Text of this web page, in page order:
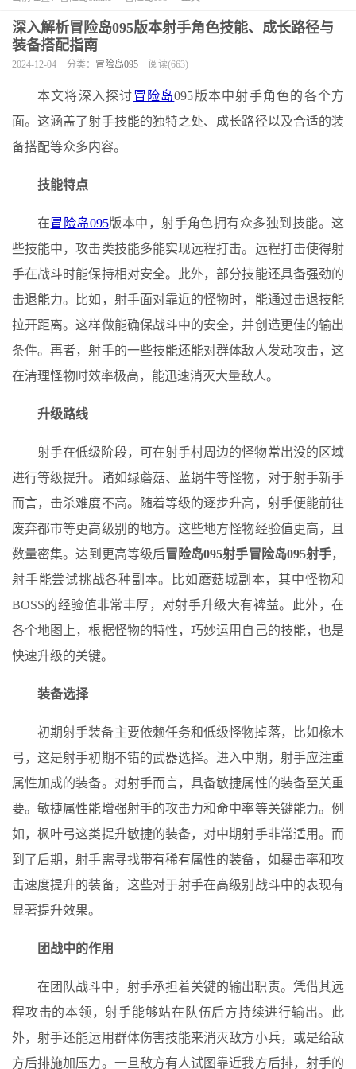
深入解析冒险岛095版本射手角色技能、成长路径与
装备搭配指南
2024-12-04 分类： 冒险岛095 阅读(663)
本文将深入探讨冒险岛095版本中射手角色的各个方
面。这涵盖了射手技能的独特之处、成长路径以及合适的装
备搭配等众多内容。
技能特点
在冒险岛095版本中，射手角色拥有众多独到技能。这
些技能中，攻击类技能多能实现远程打击。远程打击使得射
手在战斗时能保持相对安全。此外，部分技能还具备强劲的
击退能力。比如，射手面对靠近的怪物时，能通过击退技能
拉开距离。这样做能确保战斗中的安全，并创造更佳的输出
条件。再者，射手的一些技能还能对群体敌人发动攻击，这
在清理怪物时效率极高，能迅速消灭大量敌人。
升级路线
射手在低级阶段，可在射手村周边的怪物常出没的区域
进行等级提升。诸如绿蘑菇、蓝蜗牛等怪物，对于射手新手
而言，击杀难度不高。随着等级的逐步升高，射手便能前往
废弃都市等更高级别的地方。这些地方怪物经验值更高，且
数量密集。达到更高等级后冒险岛095射手冒险岛095射手，
射手能尝试挑战各种副本。比如蘑菇城副本，其中怪物和
BOSS的经验值非常丰厚，对射手升级大有裨益。此外，在
各个地图上，根据怪物的特性，巧妙运用自己的技能，也是
快速升级的关键。
装备选择
初期射手装备主要依赖任务和低级怪物掉落，比如橡木
弓，这是射手初期不错的武器选择。进入中期，射手应注重
属性加成的装备。对射手而言，具备敏捷属性的装备至关重
要。敏捷属性能增强射手的攻击力和命中率等关键能力。例
如，枫叶弓这类提升敏捷的装备，对中期射手非常适用。而
到了后期，射手需寻找带有稀有属性的装备，如暴击率和攻
击速度提升的装备，这些对于射手在高级别战斗中的表现有
显著提升效果。
团战中的作用
在团队战斗中，射手承担着关键的输出职责。凭借其远
程攻击的本领，射手能够站在队伍后方持续进行输出。此
外，射手还能运用群体伤害技能来消灭敌方小兵，或是给敌
方后排施加压力。一旦敌方有人试图靠近我方后排，射手的